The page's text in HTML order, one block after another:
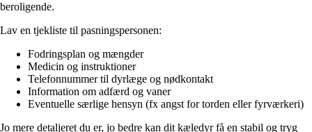
beroligende.
Lav en tjekliste til pasningspersonen:
Fodringsplan og mængder
Medicin og instruktioner
Telefonnummer til dyrlæge og nødkontakt
Information om adfærd og vaner
Eventuelle særlige hensyn (fx angst for torden eller fyrværkeri)
Jo mere detaljeret du er, jo bedre kan dit kæledyr få en stabil og tryg